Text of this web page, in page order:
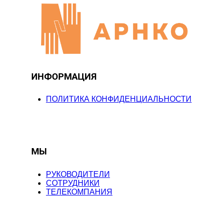
ИНФОРМАЦИЯ
ПОЛИТИКА КОНФИДЕНЦИАЛЬНОСТИ
МЫ
РУКОВОДИТЕЛИ
СОТРУДНИКИ
ТЕЛЕКОМПАНИЯ